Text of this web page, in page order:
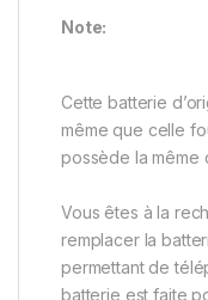
Note:
Cette batterie
même que celle
possède la même
Vous êtes à la
remplacer la
permettant de
batterie est faite